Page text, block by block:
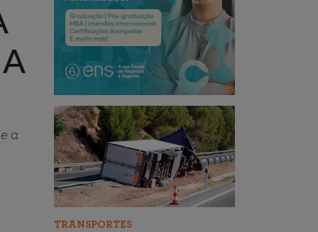
a
TRANSPORTES